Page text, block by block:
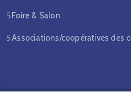
Foire & Salon
Associations/coopératives des